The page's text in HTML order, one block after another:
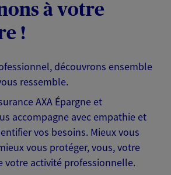
à votre
!
découvrons ensemble
ressemble.
AXA Épargne et
accompagne avec empathie et
vos besoins. Mieux vous
vous protéger, vous, votre
votre activité professionnelle.